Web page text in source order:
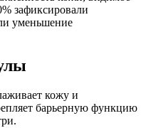
зафиксировали
уменьшение
кожу и
барьерную функцию